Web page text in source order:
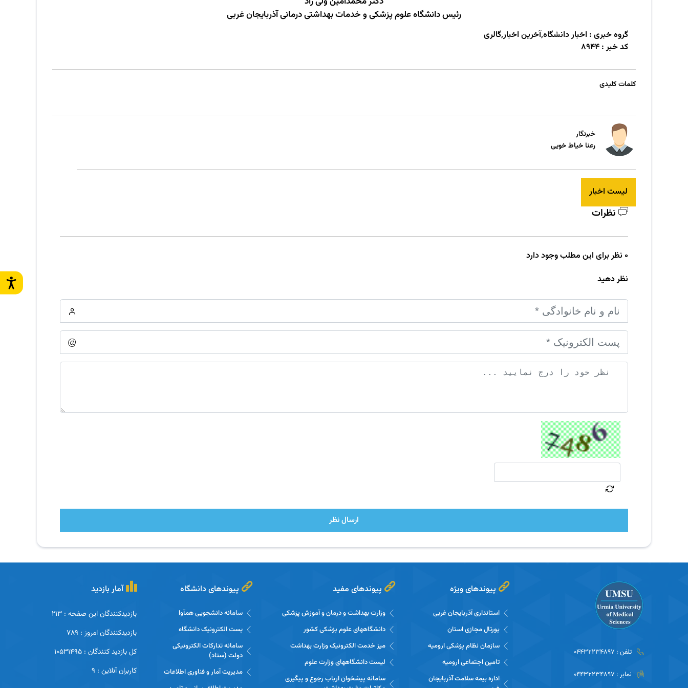
رئیس دانشگاه علوم پزشکی و خدمات بهداشتی درمانی آذربایجان غربی
گروه خبری : اخبار دانشگاه,آخرین اخبار,گالری
کد خبر : 8944
کلمات کلیدی
خبرنگار
رعنا خیاط خویی
لیست اخبار
نظرات
0 نظر برای این مطلب وجود دارد
نظر دهید
ارسال نظر
تلفن : 04432234897
نمابر : 04432234897
پیوندهای ویژه
استانداری آذربایجان غربی
پورتال مجازی استان
سازمان نظام پزشکی ارومیه
تامین اجتماعی ارومیه
اداره بیمه سلامت آذربایجان
پیوندهای مفید
وزارت بهداشت و درمان و آموزش پزشکی
دانشگاههای علوم پزشکی کشور
میز خدمت الکترونیک وزارت بهداشت
لیست دانشگاههای وزارت علوم
سامانه پیشخوان ارباب رجوع و پیگیری
پیوندهای دانشگاه
سامانه دانشجویی همآوا
پست الکترونیک دانشگاه
سامانه تدارکات الکترونیکی
دولت (ستاد)
مدیریت آمار و فناوری اطلاعات
آمار بازدید
بازدیدکنندگان این صفحه : 213
بازدیدکنندگان امروز : 789
کل بازدید کنندگان : 10531495
کاربران آنلاین : 9